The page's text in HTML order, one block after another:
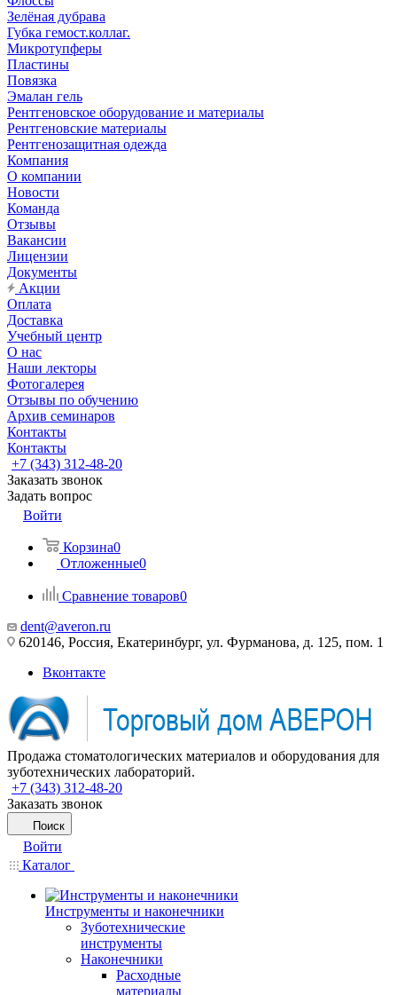
Зелёная дубрава
Губка гемост.коллаг.
Микротупферы
Пластины
Повязка
Эмалан гель
Рентгеновское оборудование и материалы
Рентгеновские материалы
Рентгенозащитная одежда
Компания
О компании
Новости
Команда
Отзывы
Вакансии
Лицензии
Документы
Акции
Оплата
Доставка
Учебный центр
О нас
Наши лекторы
Фотогалерея
Отзывы по обучению
Архив семинаров
Контакты
Контакты
+7 (343) 312-48-20
Заказать звонок
Задать вопрос
Войти
Корзина0
Отложенные0
Сравнение товаров0
dent@averon.ru
620146, Россия, Екатеринбург, ул. Фурманова, д. 125, пом. 1
Вконтакте
Продажа стоматологических материалов и оборудования для
зуботехнических лабораторий.
+7 (343) 312-48-20
Заказать звонок
Поиск
Войти
Каталог
Инструменты и наконечники
Зуботехнические
инструменты
Наконечники
Расходные
материалы